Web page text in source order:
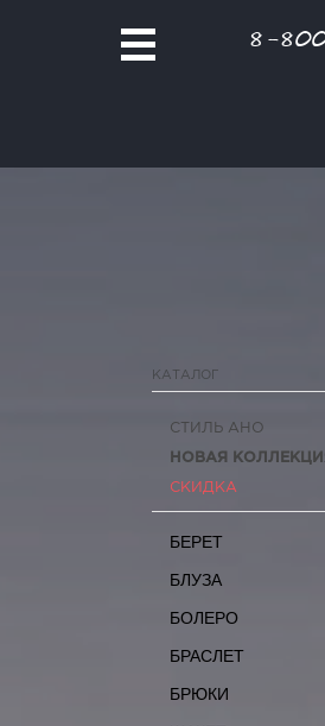
8-
КАТАЛОГ
СТИЛЬ АНО
НОВАЯ
СКИДКА
БЕРЕТ
БЛУЗА
БОЛЕРО
БРАСЛЕТ
БРЮКИ